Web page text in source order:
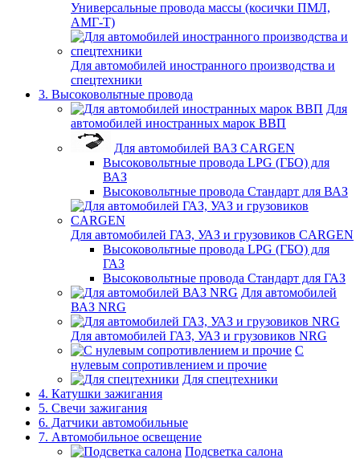
Универсальные провода массы (косички ПМЛ,
АМГ-Т)
Для автомобилей иностранного производства и
спецтехники
3. Высоковольтные провода
Для
автомобилей иностранных марок ВВП
Для автомобилей ВАЗ CARGEN
Высоковольтные провода LPG (ГБО) для
ВАЗ
Высоковольтные провода Стандарт для ВАЗ
Для автомобилей ГАЗ, УАЗ и грузовиков CARGEN
Высоковольтные провода LPG (ГБО) для
ГАЗ
Высоковольтные провода Стандарт для ГАЗ
Для автомобилей
ВАЗ NRG
Для автомобилей ГАЗ, УАЗ и грузовиков NRG
С
нулевым сопротивлением и прочие
Для спецтехники
4. Катушки зажигания
5. Свечи зажигания
6. Датчики автомобильные
7. Автомобильное освещение
Подсветка салона